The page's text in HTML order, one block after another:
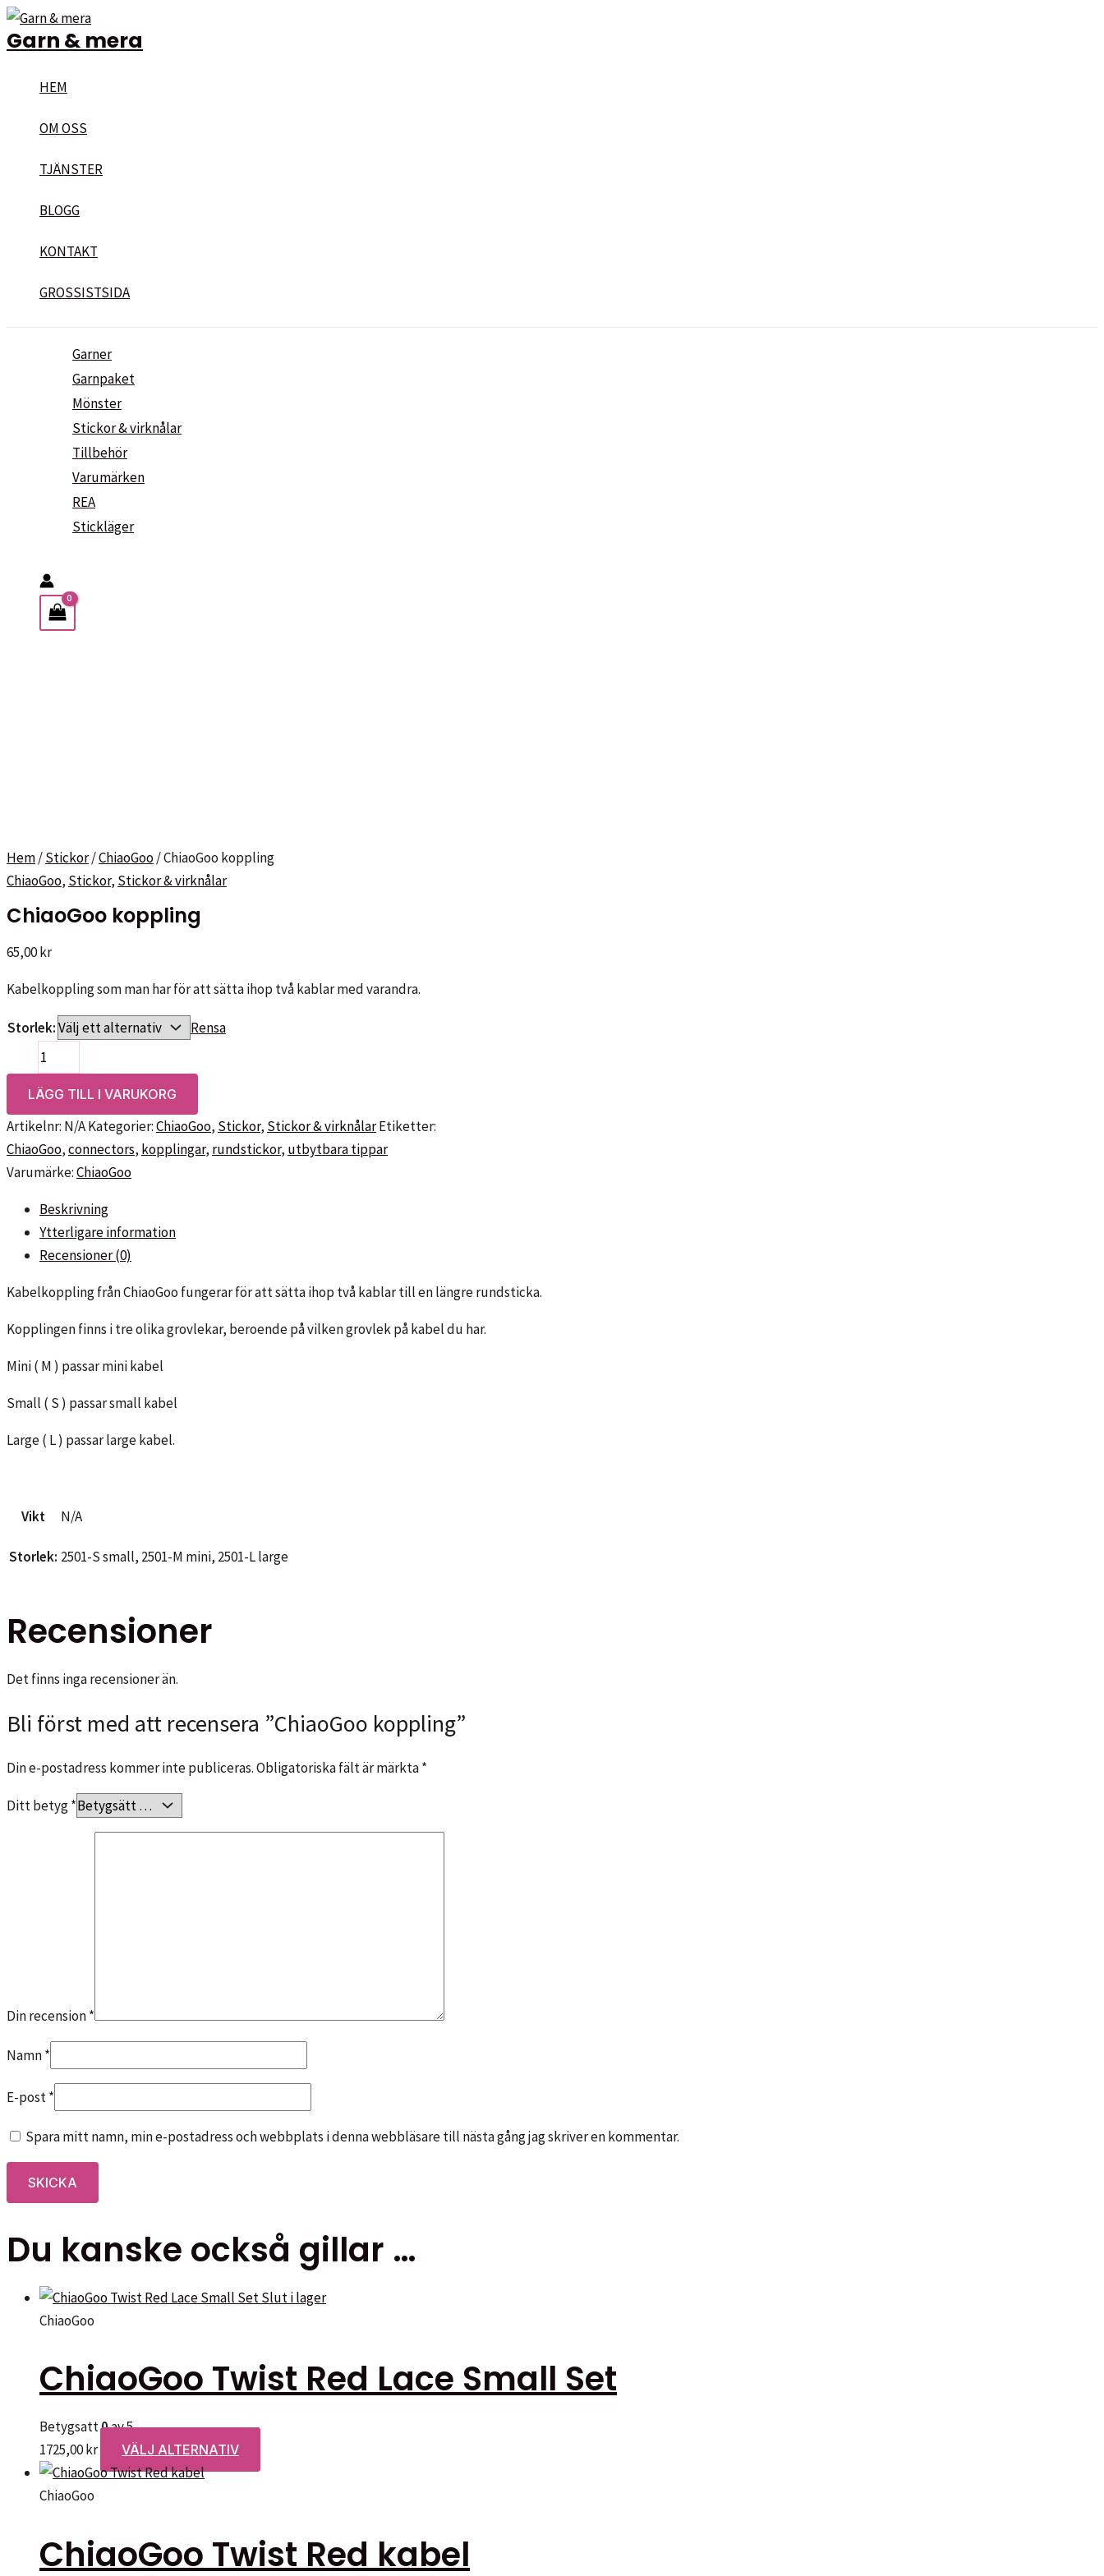
Hoppa
till
Garn & mera
HEM
OM OSS
TJÄNSTER
BLOGG
KONTAKT
GROSSISTSIDA
Garner
Garnpaket
Mönster
Stickor & virknålar
Tillbehör
Varumärken
REA
Stickläger
Hem/Stickor/ChiaoGoo/ ChiaoGoo koppling
ChiaoGoo, Stickor, Stickor & virknålar
ChiaoGoo koppling
65,00kr
Kabelkoppling som man har för att sätta ihop två kablar med varandra.
Storlek:
Rensa
ChiaoGoo
koppling
mängd
LÄGG TILL I VARUKORG
Artikelnr: N/AKategorier:ChiaoGoo, Stickor, Stickor & virknålarEtiketter:
ChiaoGoo,connectors, kopplingar, rundstickor, utbytbara tippar
Varumärke:ChiaoGoo
Beskrivning
Ytterligare information
Recensioner (0)
Kabelkoppling från ChiaoGoo fungerar för att sätta ihop två kablar till en längre rundsticka.
Kopplingen finns i tre olika grovlekar, beroende på vilken grovlek på kabel du har.
Mini ( M ) passar mini kabel
Small ( S ) passar small kabel
Large ( L ) passar large kabel.
Vikt N/A
Storlek: 2501-S small, 2501-M mini, 2501-L large
Recensioner
Det finns inga recensioner än.
Bli först med att recensera ”ChiaoGoo koppling”
Din e-postadress kommer inte publiceras.Obligatoriska fält är märkta*
Ditt betyg*
Din recension*
Namn*
E-post*
Spara mitt namn, min e-postadress och webbplats i denna webbläsare till nästa gång jag skriver en kommentar.
Du kanske också gillar …
Slut i lager
ChiaoGoo
ChiaoGoo Twist Red Lace Small Set
Betygsatt0av 5
1725,00kr VÄLJ ALTERNATIV
här
flera
varianter.
ChiaoGoo
ChiaoGoo Twist Red kabel